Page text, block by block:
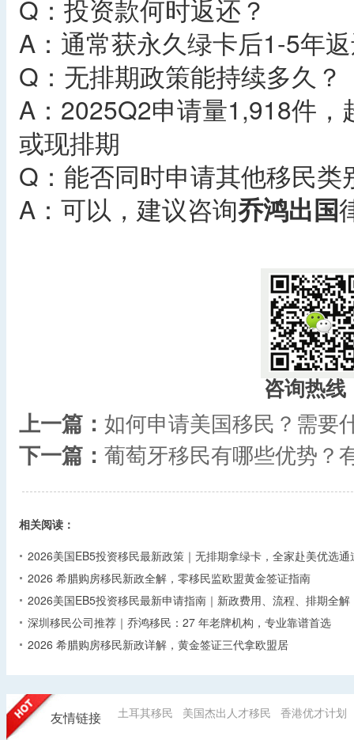
Q：投资款何时返还？
A：通常获永久绿卡后1-5年
Q：无排期政策能持续多久？
A：2025Q2申请量1,918件
或现排期
Q：能否同时申请其他移民类
A：可以，建议咨询乔鸿出国
咨询热线
上一篇： 如何申请美国移民？需要
下一篇： 葡萄牙移民有哪些优势？
相关阅读：
2026美国EB5投资移民最新政策｜无排期拿绿卡，全家赴美优选通
2026 希腊购房移民新政全解，零移民监欧盟黄金签证指南
2026美国EB5投资移民最新申请指南｜新政费用、流程、排期全解
深圳移民公司推荐｜乔鸿移民：27 年老牌机构，专业靠谱首选
2026 希腊购房移民新政详解，黄金签证三代拿欧盟居
友情链接 土耳其移民 美国杰出人才移民 香港优才计划